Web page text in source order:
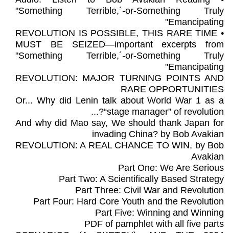
"Something Terrible,´-or-Something Truly
Emancipating"
• REVOLUTION IS POSSIBLE, THIS RARE TIME
MUST BE SEIZED—important excerpts from
"Something Terrible,´-or-Something Truly
Emancipating"
REVOLUTION: MAJOR TURNING POINTS AND
RARE OPPORTUNITIES
Or... Why did Lenin talk about World War 1 as a
“stage manager” of revolution?...
And why did Mao say, We should thank Japan for
invading China? by Bob Avakian
REVOLUTION: A REAL CHANCE TO WIN, by Bob
Avakian
Part One: We Are Serious
Part Two: A Scientifically Based Strategy
Part Three: Civil War and Revolution
Part Four: Hard Core Youth and the Revolution
Part Five: Winning and Winning
PDF of pamphlet with all five parts